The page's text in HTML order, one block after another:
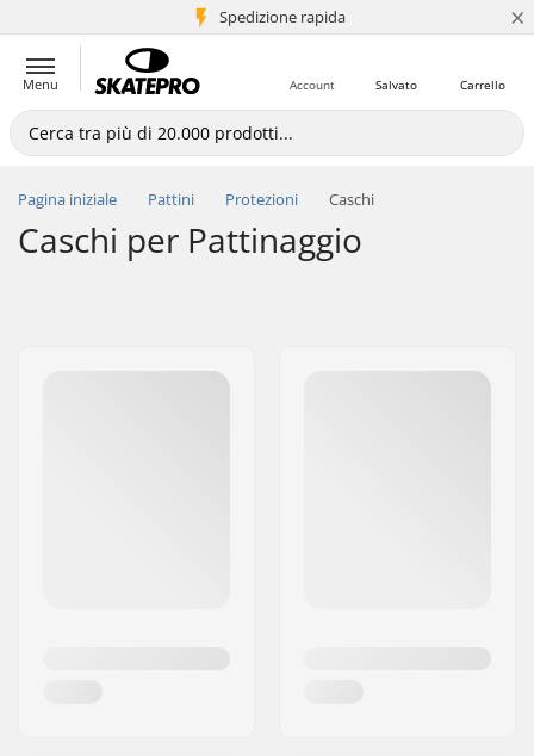
Spedizione rapida
+5 mln di clienti ×
Menu Carrello
Salvato
Account
Pagina iniziale Pattini Protezioni Caschi
Caschi per Pattinaggio